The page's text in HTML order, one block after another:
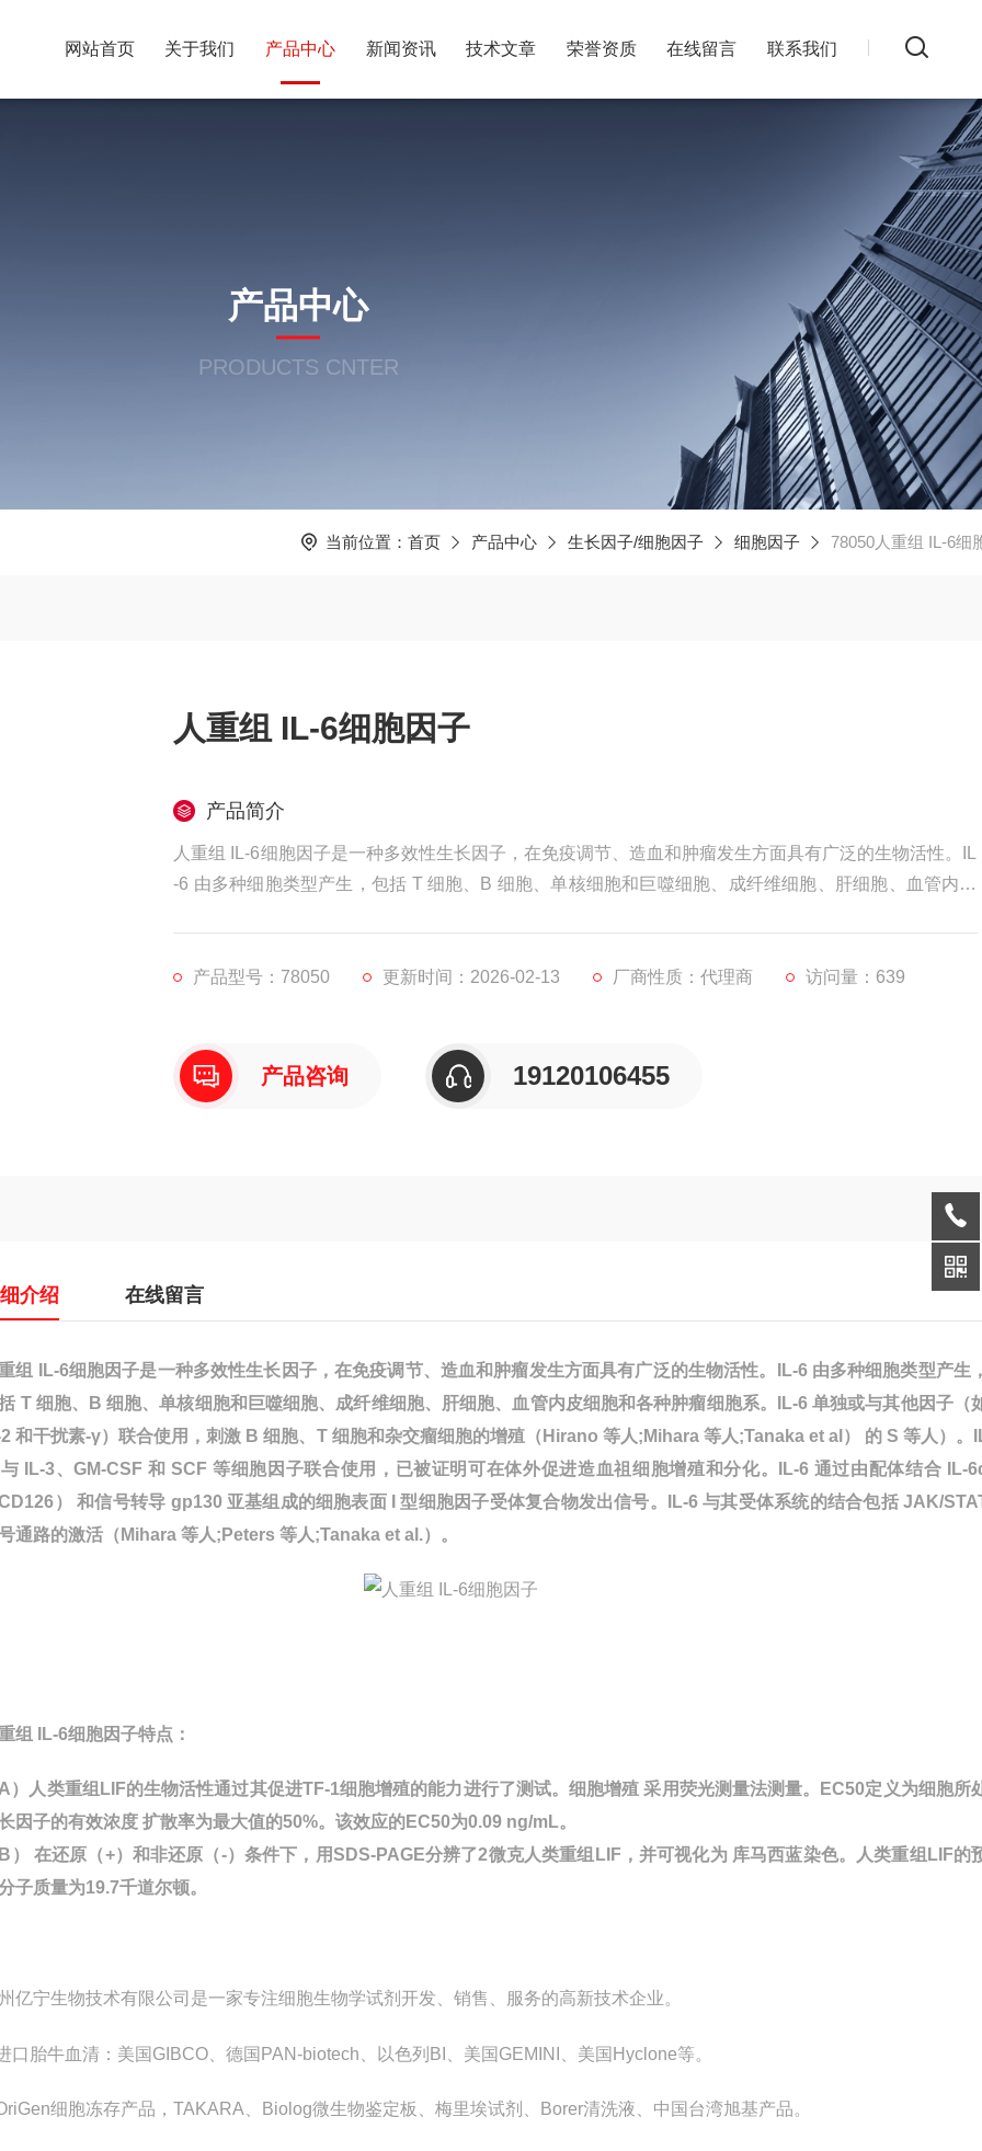
网站首页 关于我们 产品中心 新闻资讯 技术文章 荣誉资质 在线留言 联系我们
产品中心
PRODUCTS CNTER
当前位置： 首页 产品中心 生长因子/细胞因子 细胞因子 78050人重组 IL-6细
人重组 IL-6细胞因子
产品简介
人重组 IL-6细胞因子是一种多效性生长因子，在免疫调节、造血和肿瘤发生方面具有广泛的生物活性。IL
-6 由多种细胞类型产生，包括 T 细胞、B 细胞、单核细胞和巨噬细胞、成纤维细胞、肝细胞、血管内皮
产品型号：78050 更新时间：2026-02-13 厂商性质：代理商 访问量：639
产品咨询 19120106455
介绍 在线留言
组 IL-6细胞因子是一种多效性生长因子，在免疫调节、造血和肿瘤发生方面具有广泛的生物活性。IL-6 由多种细胞类型产生
T 细胞、B 细胞、单核细胞和巨噬细胞、成纤维细胞、肝细胞、血管内皮细胞和各种肿瘤细胞系。IL-6 单独或与其他因子（
和干扰素-γ）联合使用，刺激 B 细胞、T 细胞和杂交瘤细胞的增殖（Hirano 等人;Mihara 等人;Tanaka et al） 的 S 等人）。
IL-3、GM-CSF 和 SCF 等细胞因子联合使用，已被证明可在体外促进造血祖细胞增殖和分化。IL-6 通过由配体结合 IL-
） 和信号转导 gp130 亚基组成的细胞表面 I 型细胞因子受体复合物发出信号。IL-6 与其受体系统的结合包括 JAK/
通路的激活（Mihara 等人;Peters 等人;Tanaka et al.）。
组 IL-6细胞因子特点：
）人类重组LIF的生物活性通过其促进TF-1细胞增殖的能力进行了测试。细胞增殖 采用荧光测量法测量。EC50定义为细胞所
因子的有效浓度 扩散率为最大值的50%。该效应的EC50为0.09 ng/mL。
） 在还原（+）和非还原（-）条件下，用SDS-PAGE分辨了2微克人类重组LIF，并可视化为 库马西蓝染色。人类重组LIF的
子质量为19.7千道尔顿。
亿宁生物技术有限公司是一家专注细胞生物学试剂开发、销售、服务的高新技术企业。
口胎牛血清：美国GIBCO、德国PAN-biotech、以色列BI、美国GEMINI、美国Hyclone等。
细胞冻存产品，TAKARA、Biolog微生物鉴定板、梅里埃试剂、Borer清洗液、中国台湾旭基产品。